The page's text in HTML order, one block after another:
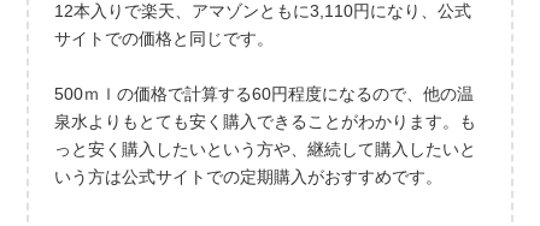
12本入りで楽天、アマゾンともに3,110円になり、公式
サイトでの価格と同じです。
500ｍｌの価格で計算する60円程度になるので、他の温
泉水よりもとても安く購入できることがわかります。も
っと安く購入したいという方や、継続して購入したいと
いう方は公式サイトでの定期購入がおすすめです。